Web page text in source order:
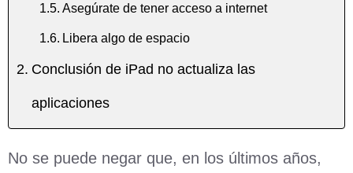
Asegúrate de tener acceso a internet
Libera algo de espacio
Conclusión de iPad no actualiza las
aplicaciones
No se puede negar que, en los últimos años,